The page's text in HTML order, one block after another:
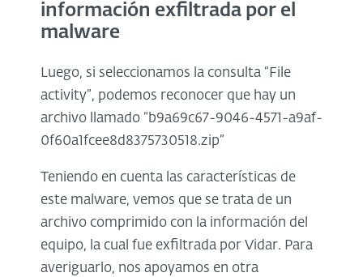
información exfiltrada por el
malware
Luego, si seleccionamos la consulta “File
activity”, podemos reconocer que hay un
archivo llamado “b9a69c67-9046-4571-a9af-
0f60a1fcee8d8375730518.zip”
Teniendo en cuenta las características de
este malware, vemos que se trata de un
archivo comprimido con la información del
equipo, la cual fue exfiltrada por Vidar. Para
averiguarlo, nos apoyamos en otra